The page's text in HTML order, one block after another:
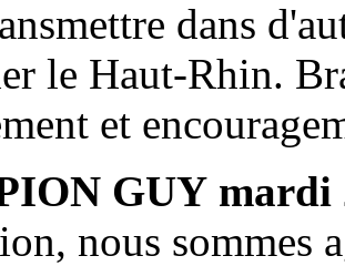
dans
le Haut-Rhin.
et
GUY mardi
nous sommes